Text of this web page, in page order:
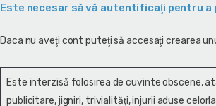
Este necesar să vă autentificaţi pentru
Daca nu aveţi cont puteţi să accesaţi crearea
Este interzisă folosirea de cuvinte obscene,
publicitare, jigniri, trivialităţi, injurii aduse